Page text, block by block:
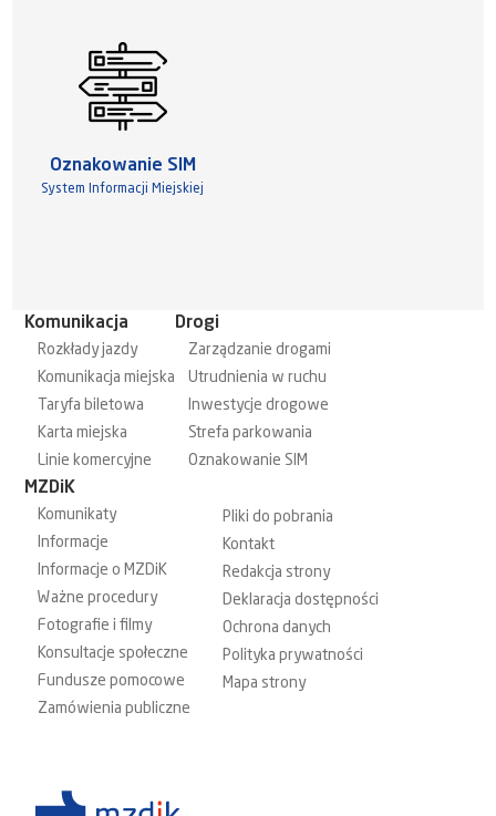
Oznakowanie SIM
System Informacji Miejskiej
Komunikacja
Rozkłady jazdy
Komunikacja miejska
Taryfa biletowa
Karta miejska
Linie komercyjne
Drogi
Zarządzanie drogami
Utrudnienia w ruchu
Inwestycje drogowe
Strefa parkowania
Oznakowanie SIM
MZDiK
Komunikaty
Informacje
Informacje o MZDiK
Ważne procedury
Fotografie i filmy
Konsultacje społeczne
Fundusze pomocowe
Zamówienia publiczne
Pliki do pobrania
Kontakt
Redakcja strony
Deklaracja dostępności
Ochrona danych
Polityka prywatności
Mapa strony